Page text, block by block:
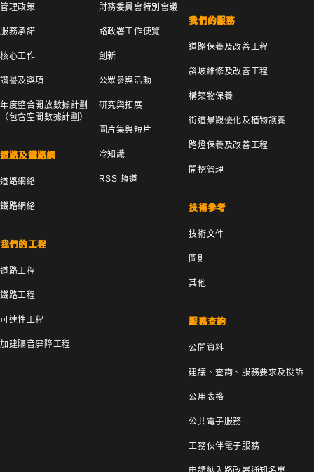
管理政策
服務承諾
核心工作
讚譽及獎項
年度整合開放數據計劃
（包含空間數據計劃）
道路及鐵路網
道路網絡
鐵路網絡
我們的工程
道路工程
鐵路工程
可達性工程
加建隔音屏障工程
財務委員會特別會議
路政署工作便覽
創新
公眾參與活動
研究與拓展
圖片集與短片
冷知識
RSS 頻道
我們的服務
道路保養及改善工程
斜坡維修及改善工程
構築物保養
街道景觀優化及植物護養
路燈保養及改善工程
開挖管理
技術參考
技術文件
圖則
其他
服務查詢
公開資料
建議、查詢、服務要求及投訴
公用表格
公共電子服務
工務伙伴電子服務